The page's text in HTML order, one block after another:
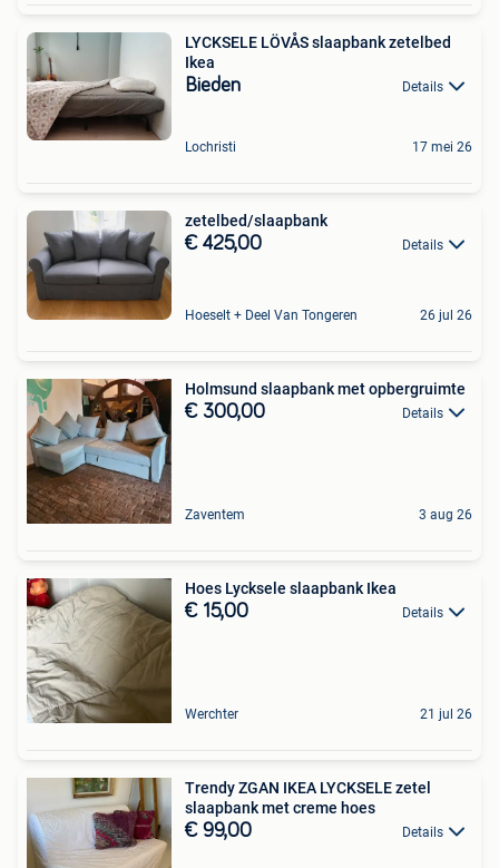
LYCKSELE LÖVÅS slaapbank zetelbed
Ikea
Bieden Details
Lochristi 17 mei 26
zetelbed/slaapbank
€ 425,00 Details
Hoeselt + Deel Van Tongeren 26 jul 26
Holmsund slaapbank met opbergruimte
€ 300,00 Details
Zaventem 3 aug 26
Hoes Lycksele slaapbank Ikea
€ 15,00 Details
Werchter 21 jul 26
Trendy ZGAN IKEA LYCKSELE zetel
slaapbank met creme hoes
€ 99,00 Details